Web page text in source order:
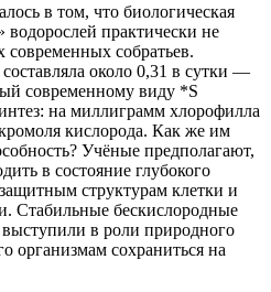
в том, что биологическая
практически не
современных собратьев.
около 0,31 в сутки —
современному виду *S
на миллиграмм хлорофилла
кислорода. Как же им
Учёные предполагают,
в состояние глубокого
структурам клетки и
Стабильные бескислородные
в роли природного
организмам сохраниться на